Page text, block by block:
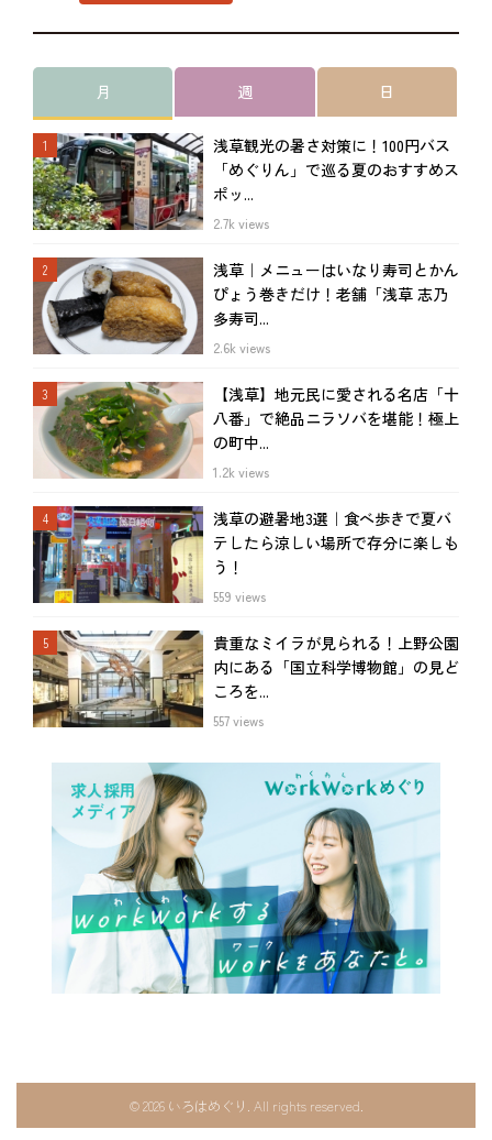
月 週 日
浅草観光の暑さ対策に！100円バス
「めぐりん」で巡る夏のおすすめス
ポッ...
2.7k views
浅草｜メニューはいなり寿司とかん
ぴょう巻きだけ！老舗「浅草 志乃
多寿司...
2.6k views
【浅草】地元民に愛される名店「十
八番」で絶品ニラソバを堪能！極上
の町中...
1.2k views
浅草の避暑地3選｜食べ歩きで夏バ
テしたら涼しい場所で存分に楽しも
う！
559 views
貴重なミイラが見られる！上野公園
内にある「国立科学博物館」の見ど
ころを...
557 views
©2026 いろはめぐり. All rights reserved.